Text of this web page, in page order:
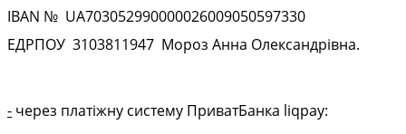
IBAN № UA703052990000026009050597330
ЕДРПОУ 3103811947 Мороз Анна Олександрівна.
- через платіжну систему ПриватБанка liqpay: